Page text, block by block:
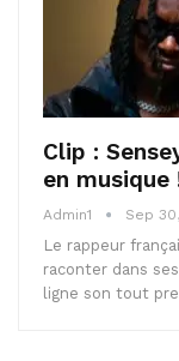
Clip :
en musique
Admin1 Sep
Le rappeur
raconter dans
ligne son tout